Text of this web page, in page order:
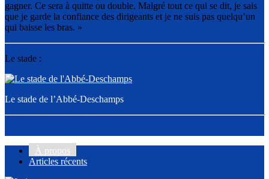
gagner. Ce sera à quitte ou double. Malgré tout ce qui se dit, je sais
que je garde la confiance des dirigeants et je ne suis pas quelqu’un
qui baisse les bras. »
Le stade :
Le stade de l’Abbé-Deschamps
À propos
Articles récents